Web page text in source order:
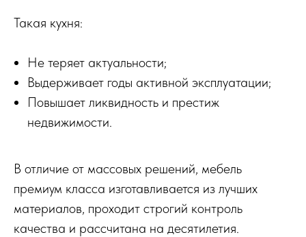
Такая кухня:
Не теряет актуальности;
Выдерживает годы активной эксплуатации;
Повышает ликвидность и престиж
недвижимости.
В отличие от массовых решений, мебель
премиум класса изготавливается из лучших
материалов, проходит строгий контроль
качества и рассчитана на десятилетия.